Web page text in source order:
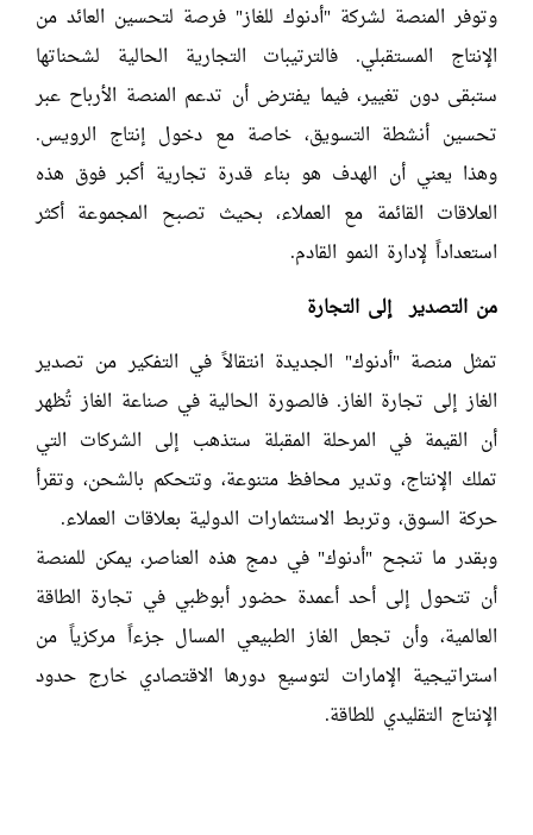
وتوفر المنصة لشركة "أدنوك للغاز" فرصة لتحسين العائد من
الإنتاج المستقبلي. فالترتيبات التجارية الحالية لشحناتها
ستبقى دون تغيير، فيما يفترض أن تدعم المنصة الأرباح عبر
تحسين أنشطة التسويق، خاصة مع دخول إنتاج الرويس.
وهذا يعني أن الهدف هو بناء قدرة تجارية أكبر فوق هذه
العلاقات القائمة مع العملاء، بحيث تصبح المجموعة أكثر
استعداداً لإدارة النمو القادم.
من التصدير إلى التجارة
تمثل منصة "أدنوك" الجديدة انتقالاً في التفكير من تصدير
الغاز إلى تجارة الغاز. فالصورة الحالية في صناعة الغاز تُظهر
أن القيمة في المرحلة المقبلة ستذهب إلى الشركات التي
تملك الإنتاج، وتدير محافظ متنوعة، وتتحكم بالشحن، وتقرأ
حركة السوق، وتربط الاستثمارات الدولية بعلاقات العملاء.
وبقدر ما تنجح "أدنوك" في دمج هذه العناصر، يمكن للمنصة
أن تتحول إلى أحد أعمدة حضور أبوظبي في تجارة الطاقة
العالمية، وأن تجعل الغاز الطبيعي المسال جزءاً مركزياً من
استراتيجية الإمارات لتوسيع دورها الاقتصادي خارج حدود
الإنتاج التقليدي للطاقة.